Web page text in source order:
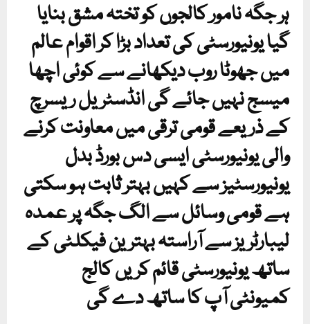
ہر جگہ نامور کالجوں کو تختہ مشق بنایا
گیا یونیورسٹی کی تعداد بڑا کر اقوام عالم
میں جھوٹا روب دیکھانے سے کوئی اچھا
میسج نہیں جائے گی انڈسٹریل ریسرچ
کے ذریعے قومی ترقی میں معاونت کرنے
والی یونیورسٹی ایسی دس بورڈ بدل
یونیورسٹیز سے کہیں بہتر ثابت ہو سکتی
ہے قومی وسائل سے الگ جگہ پر عمدہ
لیبارٹریز سے آراستہ بہترین فیکلٹی کے
ساتھ یونیورسٹی قائم کریں کالج
کمیونٹی آپ کا ساتھ دے گی